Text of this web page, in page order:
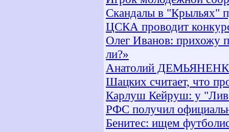
Скандалы в "Крыльях"
ЦСКА проводит
Олег Иванов: прихожу
ли?»
Анатолий
Шацких считает, что
Карлуш Кейруш: у
РФС получил
Бенитес: ищем